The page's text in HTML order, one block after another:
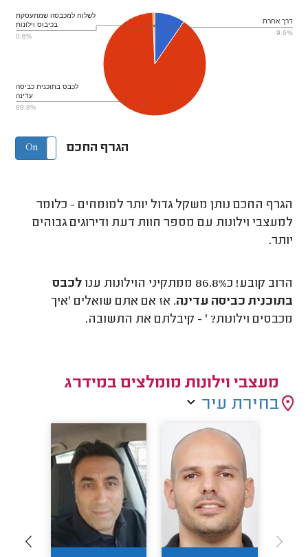
דרך אחרת
9.6%
לכבס בתוכנית כביסה
עדינה
89.8%
לשלוח למכבסה שמתעסקת
בכיבוס וילונות
0.6%
הגרף החכם On Off
הגרף החכם נותן משקל גדול יותר למומחים - כלומר
למעצבי וילונות עם מספר חוות דעת ודירוגים גבוהים
יותר.
הרוב קובע! כ86.8% ממתקיני הוילונות ענו
לכבס
בתוכנית כביסה עדינה. אז אם אתם שואלים 'איך
מכבסים וילונות? ' - קיבלתם את התשובה.
מעצבי וילונות מומלצים במידרג
בחירת עיר